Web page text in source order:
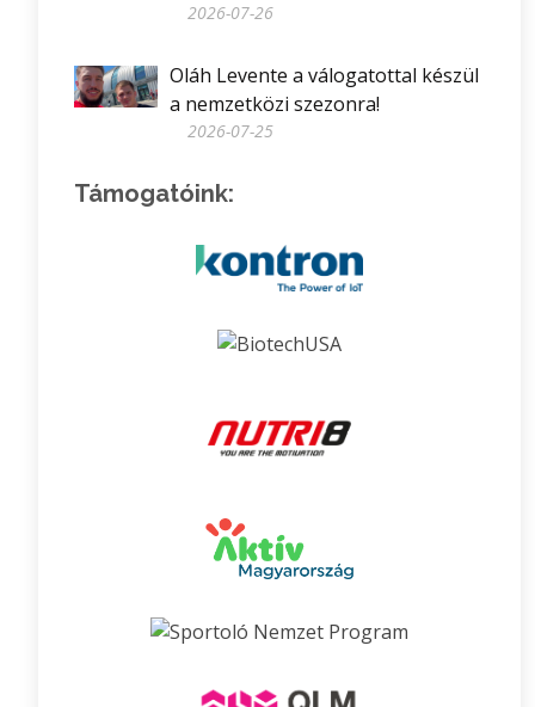
2026-07-26
Oláh Levente a válogatottal készül
a nemzetközi szezonra!
2026-07-25
Támogatóink: